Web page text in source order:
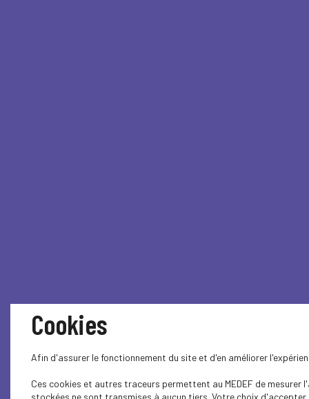
Cookies
Afin d'assurer le fonctionnement du site et d'en améliorer
Ces cookies et autres traceurs permettent au MEDEF de
stockées ne sont transmises à aucun tiers. Votre choix